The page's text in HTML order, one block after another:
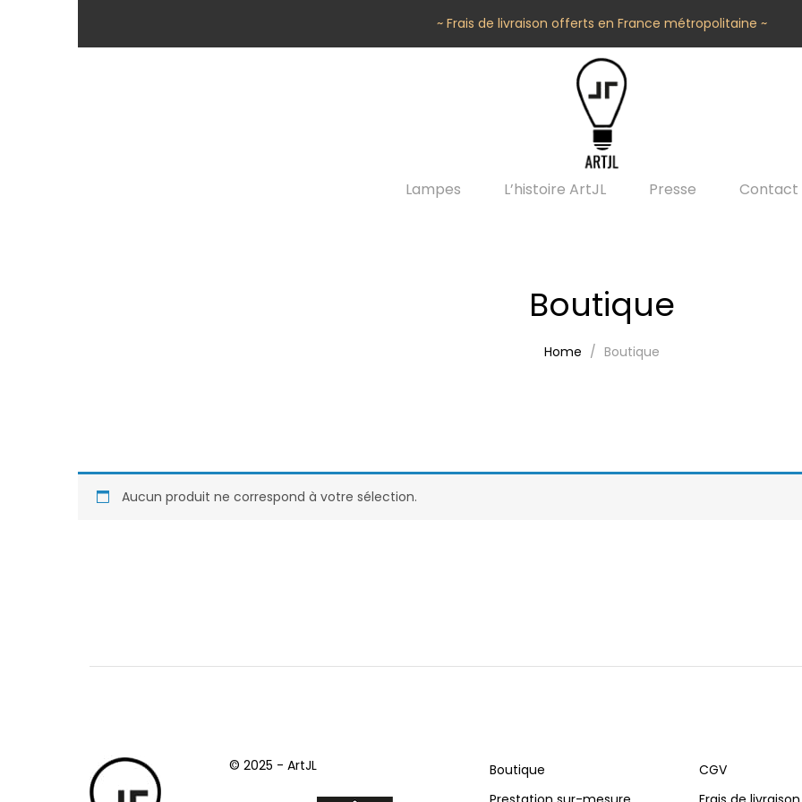
~ Frais de livraison offerts en France métropolitaine ~
Lampes L’histoire ArtJL Presse Contact
Boutique
Home Boutique
Aucun produit ne correspond à votre sélection.
© 2025 - ArtJL
Boutique
CGV